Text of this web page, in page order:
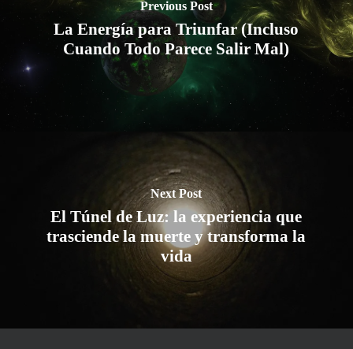
Previous Post
La Energía para Triunfar (Incluso
Cuando Todo Parece Salir Mal)
Next Post
El Túnel de Luz: la experiencia que
trasciende la muerte y transforma la
vida